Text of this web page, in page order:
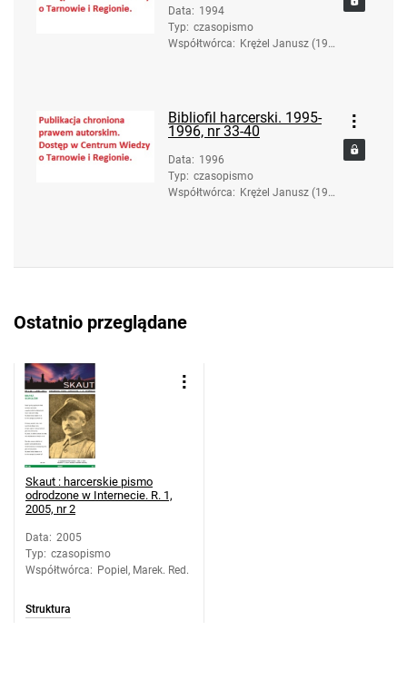
Data: 1994
Typ: czasopismo
Współtwórca: Krężel Janusz (193
Bibliofil harcerski. 1995-
1996, nr 33-40
Data: 1996
Typ: czasopismo
Współtwórca: Krężel Janusz (193
Ostatnio przeglądane
Skaut : harcerskie pismo
odrodzone w Internecie. R. 1,
2005, nr 2
Data: 2005
Typ: czasopismo
Współtwórca: Popiel, Marek. Red.
Struktura